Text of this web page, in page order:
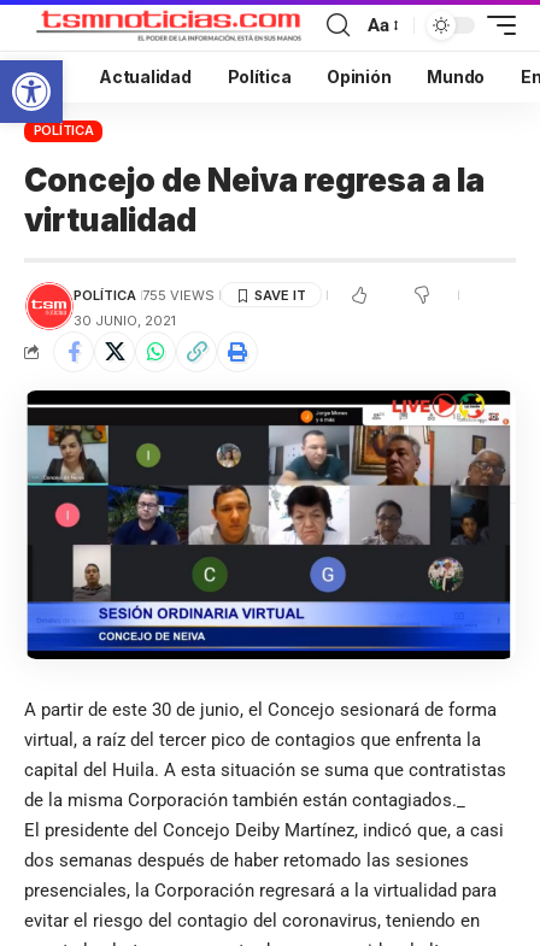
Abrir barra de herramientas
Aa
Inicio Actualidad Política Opinión Mundo
POLÍTICA
Concejo de Neiva regresa a la
virtualidad
POLÍTICA 755 VIEWS
30 JUNIO, 2021
A partir de este 30 de junio, el Concejo sesionará de forma
virtual, a raíz del tercer pico de contagios que enfrenta la
capital del Huila. A esta situación se suma que contratistas
de la misma Corporación también están contagiados._
El presidente del Concejo Deiby Martínez, indicó que, a casi
dos semanas después de haber retomado las sesiones
presenciales, la Corporación regresará a la virtualidad para
evitar el riesgo del contagio del coronavirus, teniendo en